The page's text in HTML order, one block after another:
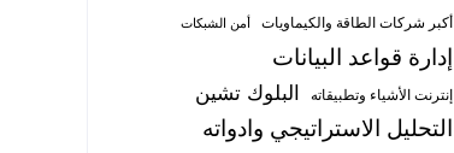
أكبر شركات الطاقة والكيماويات أمن الشبكات
إدارة قواعد البيانات
إنترنت الأشياء وتطبيقاته البلوك تشين
التحليل الاستراتيجي وادواته